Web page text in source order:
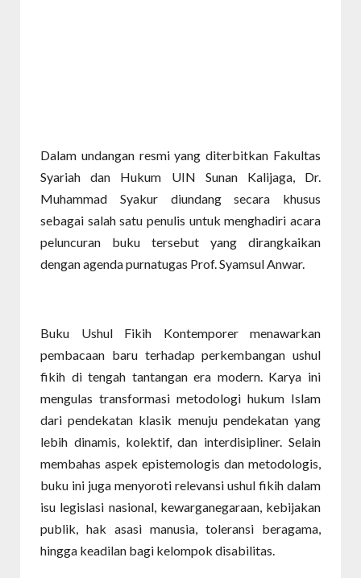
Dalam undangan resmi yang diterbitkan Fakultas
Syariah dan Hukum UIN Sunan Kalijaga, Dr.
Muhammad Syakur diundang secara khusus
sebagai salah satu penulis untuk menghadiri acara
peluncuran buku tersebut yang dirangkaikan
dengan agenda purnatugas Prof. Syamsul Anwar.
Buku Ushul Fikih Kontemporer menawarkan
pembacaan baru terhadap perkembangan ushul
fikih di tengah tantangan era modern. Karya ini
mengulas transformasi metodologi hukum Islam
dari pendekatan klasik menuju pendekatan yang
lebih dinamis, kolektif, dan interdisipliner. Selain
membahas aspek epistemologis dan metodologis,
buku ini juga menyoroti relevansi ushul fikih dalam
isu legislasi nasional, kewarganegaraan, kebijakan
publik, hak asasi manusia, toleransi beragama,
hingga keadilan bagi kelompok disabilitas.